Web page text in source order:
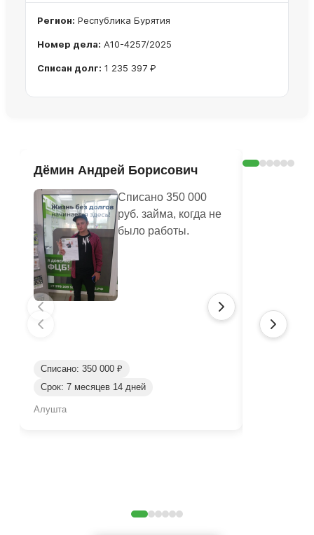
Регион: Республика Бурятия
Номер дела: А10-4257/2025
Списан долг: 1 235 397 ₽
Дёмин Андрей Борисович
Списано 350 000
руб. займа, когда не
было работы.
Списано: 350 000 ₽
Срок: 7 месяцев 14 дней
Алушта
Пушкина